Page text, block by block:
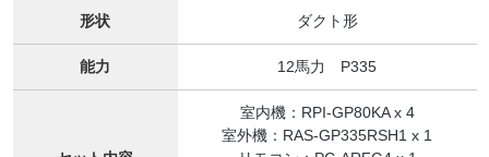
形状 ダクト形
能力 12馬力 P335
室内機：RPI-GP80KA x 4
室外機：RAS-GP335RSH1 x 1